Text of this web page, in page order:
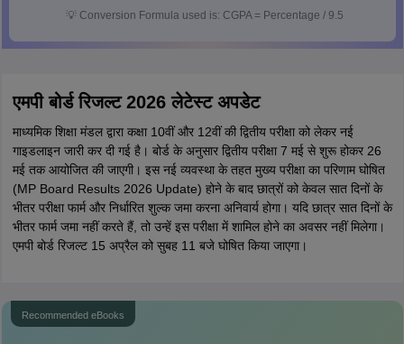
💡 Conversion Formula used is: CGPA = Percentage / 9.5
एमपी बोर्ड रिजल्ट 2026 लेटेस्ट अपडेट
माध्यमिक शिक्षा मंडल द्वारा कक्षा 10वीं और 12वीं की द्वितीय परीक्षा को लेकर नई
गाइडलाइन जारी कर दी गई है। बोर्ड के अनुसार द्वितीय परीक्षा 7 मई से शुरू होकर 26
मई तक आयोजित की जाएगी। इस नई व्यवस्था के तहत मुख्य परीक्षा का परिणाम घोषित
(MP Board Results 2026 Update) होने के बाद छात्रों को केवल सात दिनों के
भीतर परीक्षा फार्म और निर्धारित शुल्क जमा करना अनिवार्य होगा। यदि छात्र सात दिनों के
भीतर फार्म जमा नहीं करते हैं, तो उन्हें इस परीक्षा में शामिल होने का अवसर नहीं मिलेगा।
एमपी बोर्ड रिजल्ट 15 अप्रैल को सुबह 11 बजे घोषित किया जाएगा।
Recommended eBooks